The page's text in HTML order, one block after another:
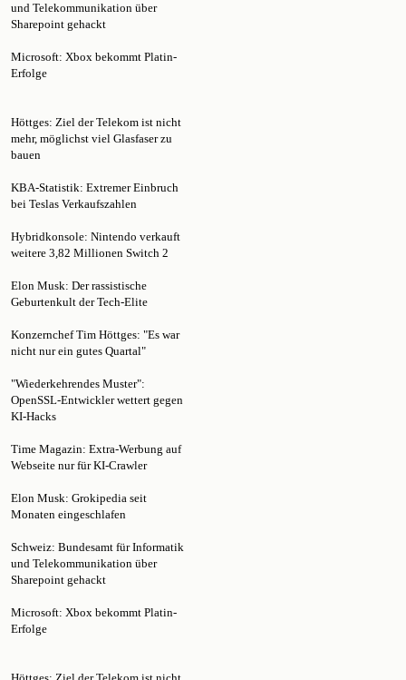
Microsoft: Xbox bekommt Platin-
Erfolge
mehr, möglichst viel Glasfaser zu
bauen
bei Teslas Verkaufszahlen
weitere 3,82 Millionen Switch 2
Elon Musk: Der rassistische
Geburtenkult der Tech-Elite
nicht nur ein gutes Quartal"
"Wiederkehrendes Muster":
OpenSSL-Entwickler wettert gegen
KI-Hacks
Webseite nur für KI-Crawler
Monaten eingeschlafen
Schweiz: Bundesamt für Informatik
und Telekommunikation über
Sharepoint gehackt
Microsoft: Xbox bekommt Platin-
Erfolge
mehr, möglichst viel Glasfaser zu